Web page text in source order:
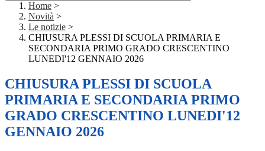
Home >
Novità >
Le notizie >
CHIUSURA PLESSI DI SCUOLA PRIMARIA E
SECONDARIA PRIMO GRADO CRESCENTINO
LUNEDI'12 GENNAIO 2026
CHIUSURA PLESSI DI SCUOLA
PRIMARIA E SECONDARIA PRIMO
GRADO CRESCENTINO LUNEDI'12
GENNAIO 2026